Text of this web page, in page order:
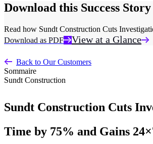
Download this Success Story
Read how Sundt Construction Cuts
Download as PDF
View at a Glance
Back to Our Customers
Sommaire
Sundt Construction
Sundt Construction Cuts
Time by 75% and Gains